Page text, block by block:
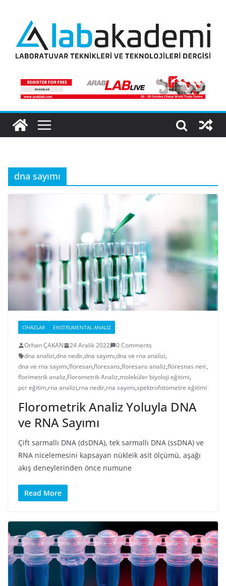
content
dna sayımı
CIHAZLAR ENSTRUMENTAL ANALIZ
Orhan ÇAKAN 24 Aralık 2022
0 Comments
dna analizi,dna nedir,dna sayımı,dna ve rna analizi,
dna ve rna sayımı,floresan,floresans,floresans analiz,floresnas neir,
florimetrik analiz,Florometrik Analiz,moleküler biyoloji eğitimi,
pcr eğitim,rna analizi,rna nedir,rna sayımı,spektrofotometre eğitimi
Florometrik Analiz Yoluyla DNA
ve RNA Sayımı
Çift sarmallı DNA (dsDNA), tek sarmallı DNA (ssDNA) ve
RNA nicelemesini kapsayan nükleik asit ölçümü, aşağı
akış deneylerinden önce numune
Read More